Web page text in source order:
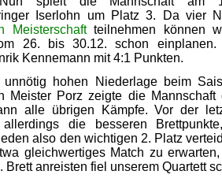
Iserlohn um Platz 3. Da vier
Meisterschaftteilnehmen können
26. bis 30.12. schon einplanen.
Kennemann mit 4:1 Punkten.
unnötig hohen Niederlage beim
Meister Porz zeigte die Mannschaft
alle übrigen Kämpfe. Vor der
allerdings die besseren
also den wichtigen 2. Platz
gleichwertiges Match zu
Brett anreisten fiel unserem Quartett